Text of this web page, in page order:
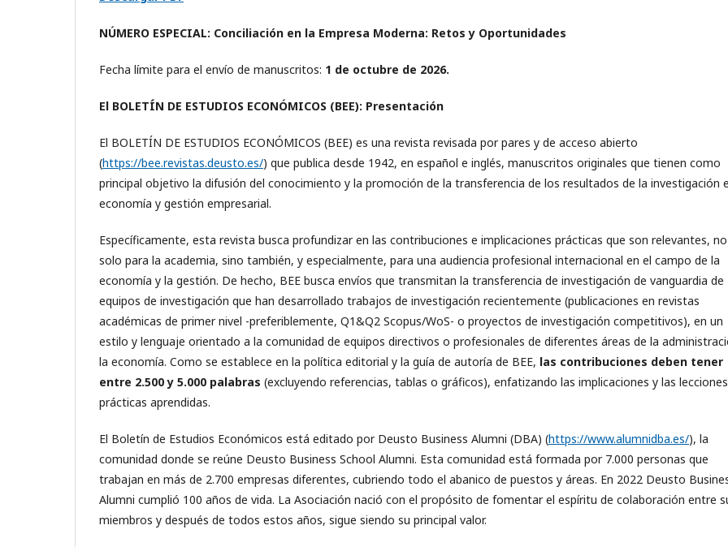
NÚMERO ESPECIAL: Conciliación en la Empresa Moderna: Retos y Oportunidades
Fecha límite para el envío de manuscritos: 1 de octubre de 2026.
El BOLETÍN DE ESTUDIOS ECONÓMICOS (BEE): Presentación
El BOLETÍN DE ESTUDIOS ECONÓMICOS (BEE) es una revista revisada por pares y de acceso abierto
(https://bee.revistas.deusto.es/) que publica desde 1942, en español e inglés, manuscritos originales que tienen como
principal objetivo la difusión del conocimiento y la promoción de la transferencia de los resultados de la investigación
economía y gestión empresarial.
Específicamente, esta revista busca profundizar en las contribuciones e implicaciones prácticas que son relevantes, no
solo para la academia, sino también, y especialmente, para una audiencia profesional internacional en el campo de la
economía y la gestión. De hecho, BEE busca envíos que transmitan la transferencia de investigación de vanguardia de
equipos de investigación que han desarrollado trabajos de investigación recientemente (publicaciones en revistas
académicas de primer nivel -preferiblemente, Q1&Q2 Scopus/WoS- o proyectos de investigación competitivos), en un
estilo y lenguaje orientado a la comunidad de equipos directivos o profesionales de diferentes áreas de la
la economía. Como se establece en la política editorial y la guía de autoría de BEE, las contribuciones deben tener
entre 2.500 y 5.000 palabras (excluyendo referencias, tablas o gráficos), enfatizando las implicaciones y las lecciones
prácticas aprendidas.
El Boletín de Estudios Económicos está editado por Deusto Business Alumni (DBA) (https://www.alumnidba.es/), la
comunidad donde se reúne Deusto Business School Alumni. Esta comunidad está formada por 7.000 personas que
trabajan en más de 2.700 empresas diferentes, cubriendo todo el abanico de puestos y áreas. En 2022 Deusto
Alumni cumplió 100 años de vida. La Asociación nació con el propósito de fomentar el espíritu de colaboración entre
miembros y después de todos estos años, sigue siendo su principal valor.